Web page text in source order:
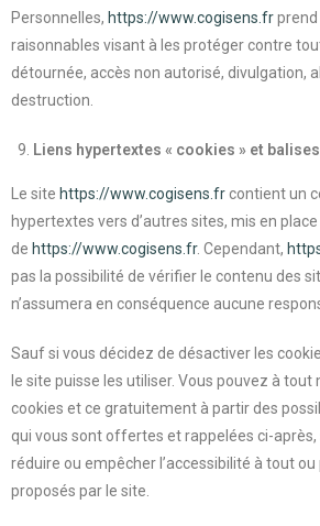
Personnelles, https://www.cogisens.fr
raisonnables visant à les protéger contre
détournée, accès non autorisé, divulgation,
destruction.
Liens hypertextes « cookies » et
Le site https://www.cogisens.fr contient un
hypertextes vers d’autres sites, mis en
de https://www.cogisens.fr. Cependant,
pas la possibilité de vérifier le contenu des
n’assumera en conséquence aucune
Sauf si vous décidez de désactiver les
le site puisse les utiliser. Vous pouvez à
cookies et ce gratuitement à partir des
qui vous sont offertes et rappelées ci-
réduire ou empêcher l’accessibilité à tout
proposés par le site.